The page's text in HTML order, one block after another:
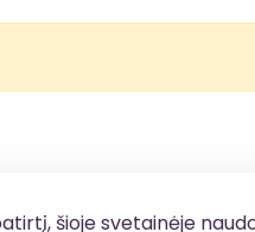
šioje svetainėje